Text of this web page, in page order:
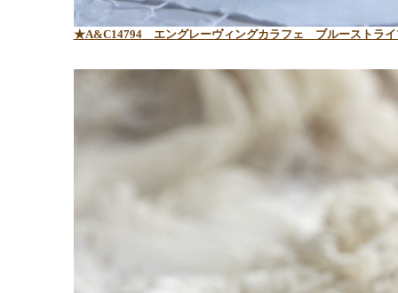
★A&C14794 エングレーヴィングカラフェ ブルーストライ